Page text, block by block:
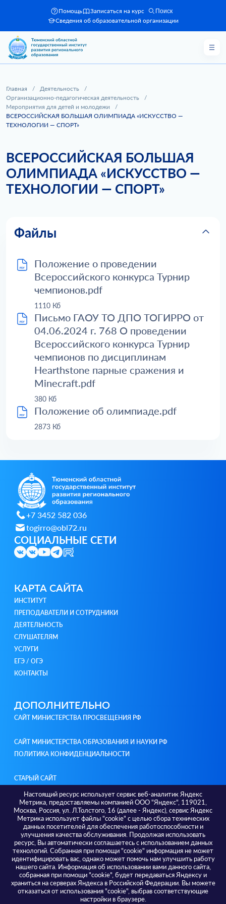
Помощь Записаться на курс Поиск
Сведения об образовательной организации
Главная / Деятельность
/
Организационно-педагогическая деятельность
/
Мероприятия для детей и молодежи
/
ВСЕРОССИЙСКАЯ БОЛЬШАЯ ОЛИМПИАДА «ИСКУССТВО —
ТЕХНОЛОГИИ — СПОРТ»
ВСЕРОССИЙСКАЯ БОЛЬШАЯ
ОЛИМПИАДА «ИСКУССТВО —
ТЕХНОЛОГИИ — СПОРТ»
Файлы
Положение о проведении
Всероссийского конкурса Турнир
чемпионов.pdf
1110 Кб
Письмо ГАОУ ТО ДПО ТОГИРРО от
04.06.2024 г. 768 О проведении
Всероссийского конкурса Турнир
чемпионов по дисциплинам
Hearthstone парные сражения и
Minecraft.pdf
380 Кб
Положение об олимпиаде.pdf
2873 Кб
+7 3452 582 036
togirro@obl72.ru
СОЦИАЛЬНЫЕ СЕТИ
КАРТА САЙТА
ИНСТИТУТ
ПРЕПОДАВАТЕЛИ И СОТРУДНИКИ
ДЕЯТЕЛЬНОСТЬ
СЛУШАТЕЛЯМ
УСЛУГИ
ЕГЭ / ОГЭ
КОНТАКТЫ
ДОПОЛНИТЕЛЬНО
САЙТ МИНИСТЕРСТВА ПРОСВЕЩЕНИЯ РФ
САЙТ МИНИСТЕРСТВА ОБРАЗОВАНИЯ И НАУКИ РФ
ПОЛИТИКА КОНФИДЕНЦИАЛЬНОСТИ
СТАРЫЙ САЙТ
КОНТАКТЫ
Адреса / телефоны
г. Тюмень, ул. Советская 56, 625000; +7 3452 582 036
г. Тюмень, ул. Малыгина, 73, 625000; +7 3452 393 174
г. Тюмень, ул. Ленина, 69А, 625000; +7 3452 638 116
Настоящий ресурс использует сервис веб-аналитик Яндекс
Метрика, предоставляемы компанией ООО "Яндекс", 119021,
Москва, Россия, ул. Л.Толстого, 16 (далее - Яндекс), сервис Яндекс
Метрика использует файлы "cookie" с целью сбора технических
данных посетителей для обеспечения работоспособности и
улучшения качества обслуживания. Продолжая использовать
ресурс, Вы автоматически соглашаетесь с использованием данных
технологий. Собранная при помощи "cookie" информация не может
идентифицировать вас, однако может помочь нам улучшить работу
нашего сайта. Информация об использовании вами данного сайта,
собранная при помощи "cookie", будет передаваться Яндексу и
храниться на серверах Яндекса в Российской Федерации. Вы можете
отказаться от использования "cookie", выбрав соответствующие
настройки в браузере.